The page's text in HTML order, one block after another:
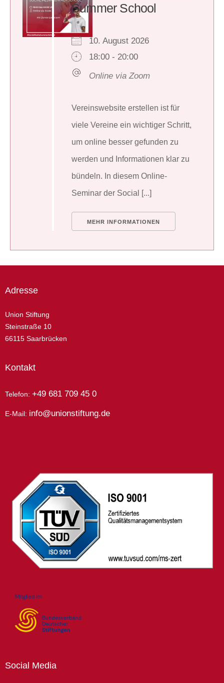
Summer School
10. August 2026
18:00 - 20:00
Online via Zoom
Vereinswebsite erstellen ist für
viele Vereine ein wichtiger Schritt,
um online besser gefunden zu
werden und Informationen klar zu
bündeln. In diesem Online-
Seminar der Social [...]
MEHR INFORMATIONEN
Adresse
Union Stiftung
Steinstraße 10
66115 Saarbrücken
Kontakt
Telefon: +49 681 709 45 0
E-Mail: info@unionstiftung.de
Social Media